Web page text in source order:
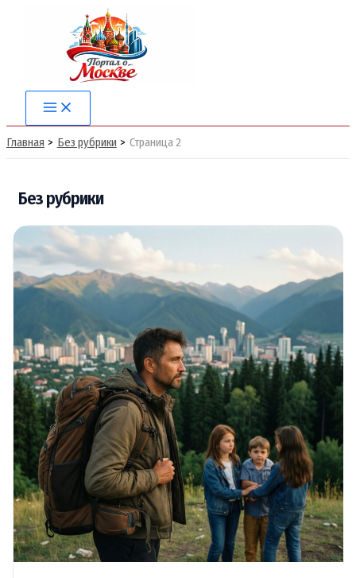
содержимому
Main
Menu
Главная Без рубрики Страница 2
Без рубрики